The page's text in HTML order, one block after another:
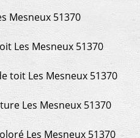
Mesneux 51370
Les Mesneux 51370
toit Les Mesneux 51370
Les Mesneux 51370
Les Mesneux 51370